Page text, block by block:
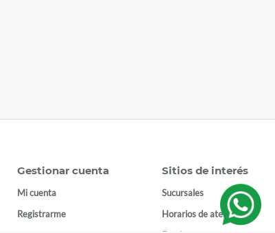
Gestionar cuenta
Mi cuenta
Registrarme
Sitios de interés
Sucursales
Horarios de atención